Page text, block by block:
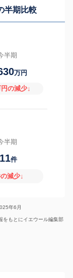
半期比較
半期
万円
の減少↓
半期
11件
減少↓
年6月
をもとにイエウール編集部